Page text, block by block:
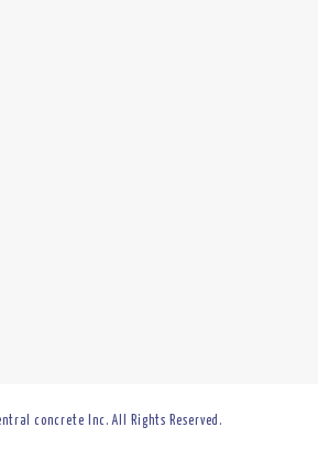
concrete Inc. All Rights Reserved.